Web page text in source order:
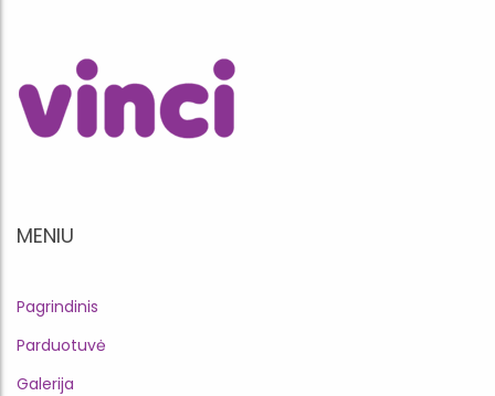
MENIU
Pagrindinis
Parduotuvė
Galerija